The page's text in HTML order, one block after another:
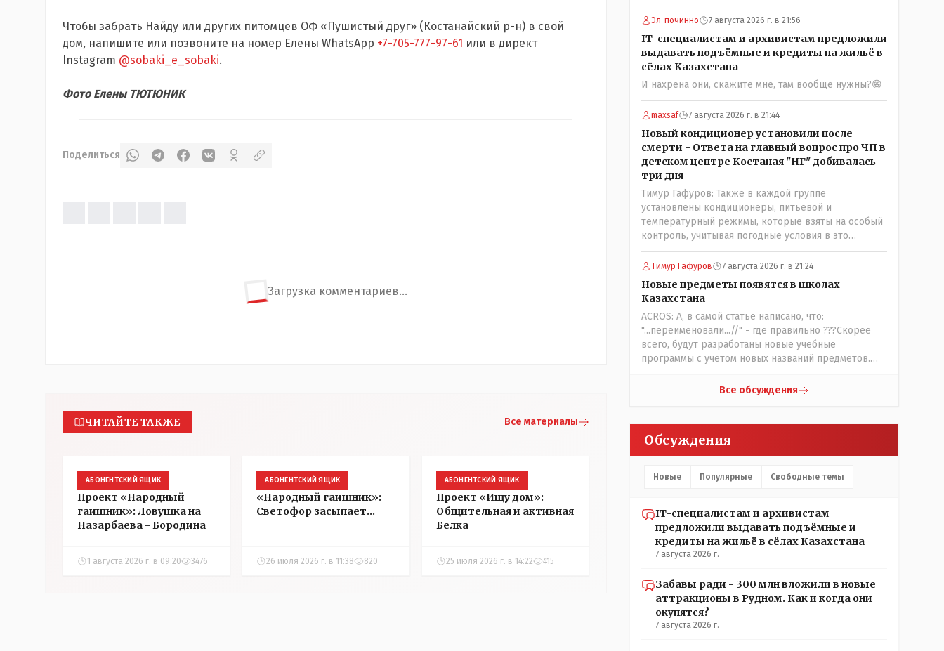
Чтобы забрать Найду или других питомцев ОФ «Пушистый друг» (Костанайский р-н) в свой
дом, напишите или позвоните на номер Елены WhatsApp +7-705-777-97-61 или в директ
Instagram @sobaki_e_sobaki.
Фото Елены ТЮТЮНИК
Поделиться
Загрузка комментариев...
ЧИТАЙТЕ ТАКЖЕ Все материалы
АБОНЕНТСКИЙ ЯЩИК
Проект «Народный
гаишник»: Ловушка на
Назарбаева - Бородина
1 августа 2026 г. в 09:20 3476
АБОНЕНТСКИЙ ЯЩИК
«Народный гаишник»:
Светофор засыпает...
26 июля 2026 г. в 11:38 820
АБОНЕНТСКИЙ ЯЩИК
Проект «Ищу дом»:
Общительная и активная
Белка
25 июля 2026 г. в 14:22 415
помошью кувалды, китайского скотча, алюминевой
проволоки и русского мата. Вот где работать в селе
именно АРХИВАРИУСАМ - понятие не имею-
допустим все мои архивы по работе и по семейной
жизни - помещаются в одну дешёвую китайскую
флешку купленную на оптушке на Складской за 1
000 тенге. Впрочем, не надо гадать: - это замутили
гос.бюджету- наверняка они знают что делают.
Эл-починно 7 августа 2026 г. в 21:56
IT-специалистам и архивистам предложили
выдавать подъёмные и кредиты на жильё в
сёлах Казахстана
И нахрена они, скажите мне, там вообще нужны?😁
maxsaf 7 августа 2026 г. в 21:44
Новый кондиционер установили после
смерти - Ответа на главный вопрос про ЧП в
детском центре Костаная "НГ" добивалась
три дня
Тимур Гафуров: Также в каждой группе
установлены кондиционеры, питьевой и
температурный режимы, которые взяты на особый
контроль, учитывая погодные условия в это
лето.Мы решили. что это - противоречие. Вы
считаете иначе?Ну тут противоречия нет. Этот
трагедии, то есть 29 июля, когда спешно
установили и воду, и новые кондиционеры, и
впервые поставили температурный режим на
контроль. То есть первая часть - информация до
трагедии, вторая часть - информация после
трагедии, когда все уже было исправлено.
Тимур Гафуров 7 августа 2026 г. в 21:24
Новые предметы появятся в школах
Казахстана
ACROS: А, в самой статье написано, что:
"...переименовали...//" - где правильно ???Скорее
всего, будут разработаны новые учебные
программы с учетом новых названий предметов.
переименованные)Все обсуждения
Обсуждения
Новые Популярные Свободные темы
IT-специалистам и архивистам
предложили выдавать подъёмные и
кредиты на жильё в сёлах Казахстана
7 августа 2026 г.
Забавы ради - 300 млн вложили в новые
аттракционы в Рудном. Как и когда они
окупятся?
7 августа 2026 г.